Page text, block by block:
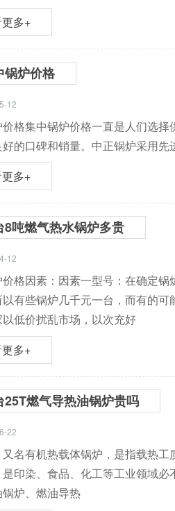
多+
锅炉价格
12
格集中锅炉价格一直是人们选
的口碑和销量。中正锅炉采用先
多+
8吨燃气热水锅炉多贵
12
格因素：因素一型号：在确定
有些锅炉几千元一台，而有的
低价扰乱市场，以次充好
多+
25T燃气导热油锅炉贵吗
22
名有机热载体锅炉，是指载热
印染、食品、化工等工业领域
炉、燃油导热